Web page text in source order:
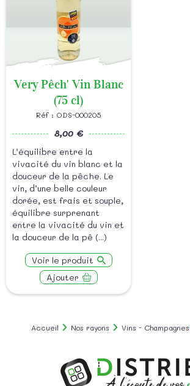
Very Pêch' Vin Blanc
(75 cl)
Réf : ODS-000205
8,00 €
L’équilibre entre la
vivacité du vin blanc et la
douceur de la pêche. Le
vin, d’une belle couleur
dorée, est frais et souple,
équilibre surprenant
entre la vivacité du vin et
la douceur de la pê (...)
Voir le produit
Ajouter
Accueil Nos rayons Vins - Champagnes